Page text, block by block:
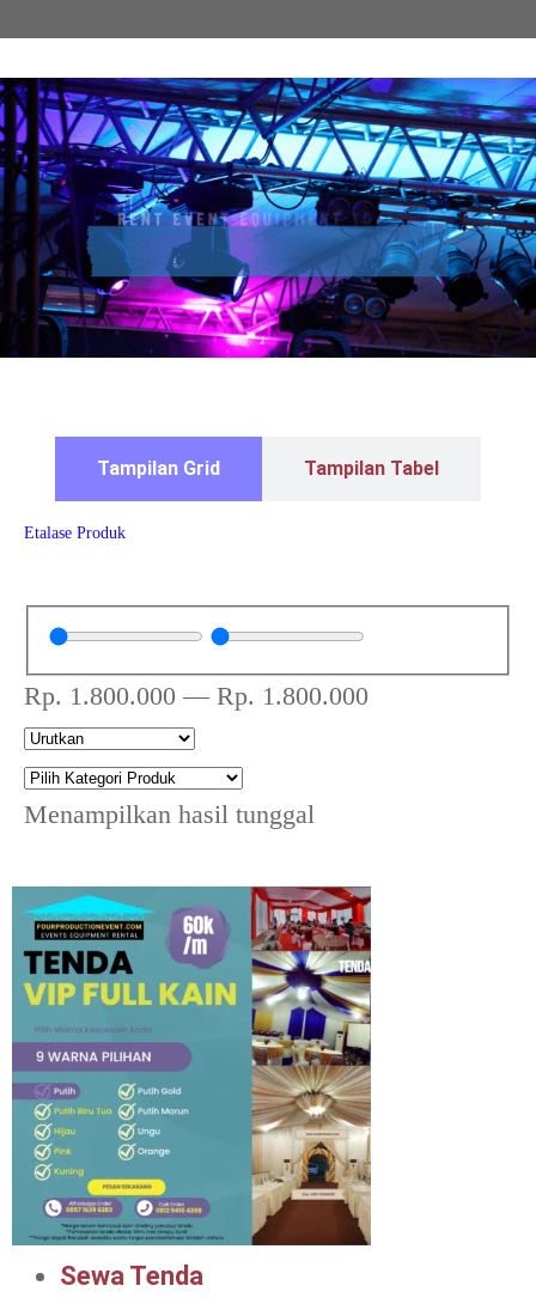
Tampilan Grid Tampilan Tabel
Etalase Produk
Rp. 1.800.000 — Rp. 1.800.000
Menampilkan hasil tunggal
Sewa Tenda